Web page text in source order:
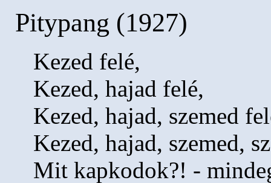
Pitypang (1927)
Kezed felé,
Kezed, hajad felé,
Kezed, hajad, szemed
Kezed, hajad, szemed,
Mit kapkodok?! -